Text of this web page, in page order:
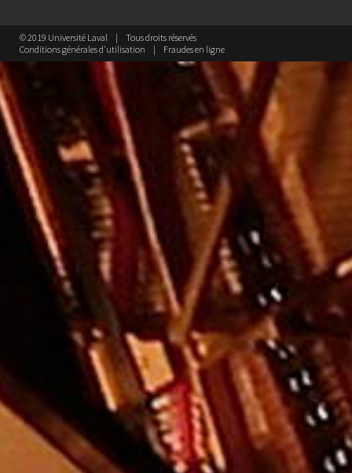
© 2019 Université Laval
Tous droits réservés
Conditions générales d'utilisation
Fraudes en ligne